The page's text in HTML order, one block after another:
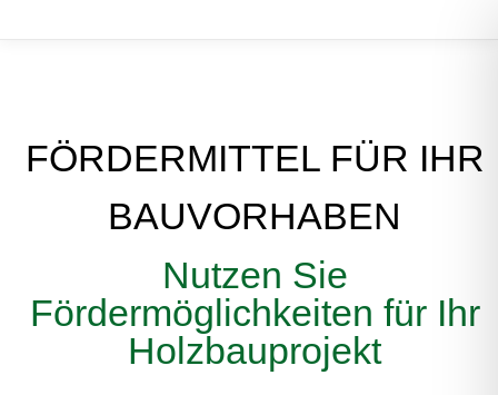
FÖRDERMITTEL FÜR IHR
BAUVORHABEN
Nutzen Sie
Fördermöglichkeiten für Ihr
Holzbauprojekt